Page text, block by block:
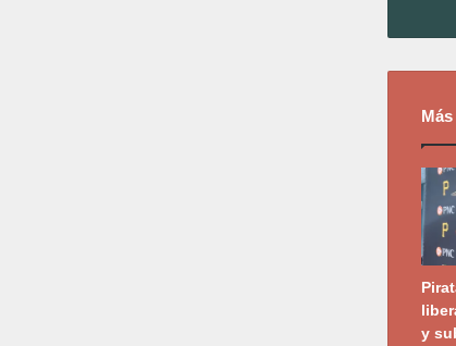
y